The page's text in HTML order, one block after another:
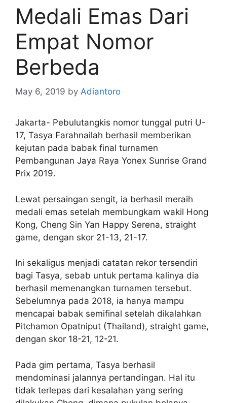
Medali Emas Dari
Empat Nomor
Berbeda
May 6, 2019 by Adiantoro
Jakarta- Pebulutangkis nomor tunggal putri U-
17, Tasya Farahnailah berhasil memberikan
kejutan pada babak final turnamen
Pembangunan Jaya Raya Yonex Sunrise Grand
Prix 2019.
Lewat persaingan sengit, ia berhasil meraih
medali emas setelah membungkam wakil Hong
Kong, Cheng Sin Yan Happy Serena, straight
game, dengan skor 21-13, 21-17.
Ini sekaligus menjadi catatan rekor tersendiri
bagi Tasya, sebab untuk pertama kalinya dia
berhasil memenangkan turnamen tersebut.
Sebelumnya pada 2018, ia hanya mampu
mencapai babak semifinal setelah dikalahkan
Pitchamon Opatniput (Thailand), straight game,
dengan skor 18-21, 12-21.
Pada gim pertama, Tasya berhasil
mendominasi jalannya pertandingan. Hal itu
tidak terlepas dari kesalahan yang sering